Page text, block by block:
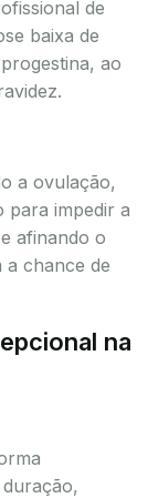
de
baixa de
ao
a ovulação,
para impedir a
afinando o
a chance de
na